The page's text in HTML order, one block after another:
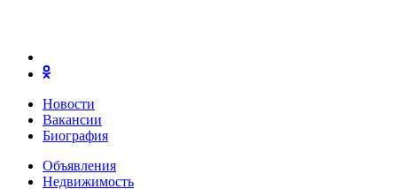
Новости
Вакансии
Биография
Объявления
Недвижимость